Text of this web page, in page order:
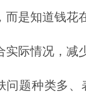
而是知道钱花
实际情况，减
问题种类多、